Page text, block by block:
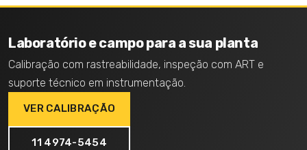
Laboratório e campo para a sua planta
Calibração com rastreabilidade, inspeção com ART e
suporte técnico em instrumentação.
VER CALIBRAÇÃO
11 4974-5454